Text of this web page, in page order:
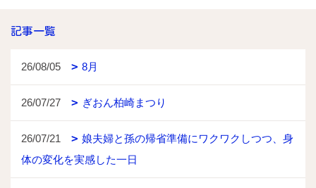
記事一覧
26/08/05 8月
26/07/27 ぎおん柏崎まつり
26/07/21
娘夫婦と孫の帰省準備にワクワクしつつ、身
体の変化を実感した一日